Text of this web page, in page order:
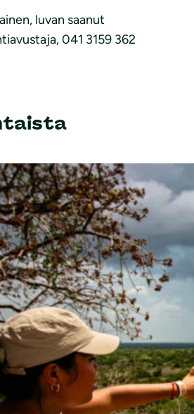
luvan saanut
041 3159 362